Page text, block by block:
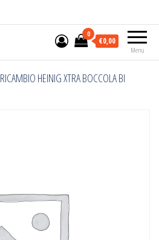
Menu
0
€0,00
RICAMBIO HEINIG XTRA BOCCOLA BI